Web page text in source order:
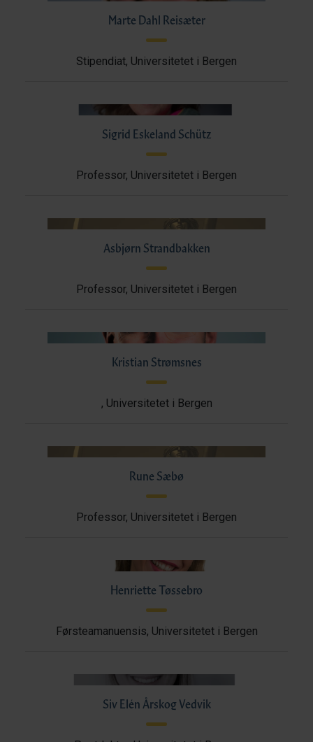
Marte Dahl Reisæter
Stipendiat, Universitetet i Bergen
Sigrid Eskeland Schütz
Professor, Universitetet i Bergen
Asbjørn Strandbakken
Professor, Universitetet i Bergen
Kristian Strømsnes
, Universitetet i Bergen
Rune Sæbø
Professor, Universitetet i Bergen
Henriette Tøssebro
Førsteamanuensis, Universitetet i Bergen
Siv Elén Årskog Vedvik